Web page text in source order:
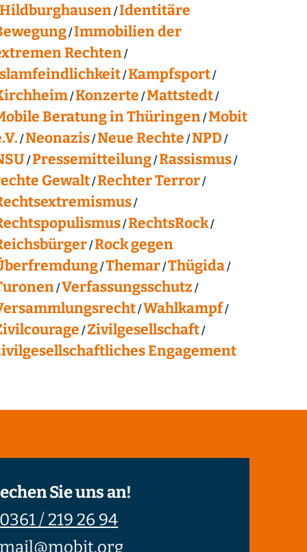
Identitäre
Immobilien der
Rechten
Kampfsport
Konzerte Mattstedt
Beratung in Thüringen Mobit
Neonazis Neue Rechte NPD
Pressemitteilung Rassismus
Gewalt Rechter Terror
RechtsRock
Rock gegen
Themar Thügida
Verfassungsschutz
Wahlkampf
Zivilgesellschaft
Engagement
Sie uns an!
0361 / 219 26 94
mail@mobit.org